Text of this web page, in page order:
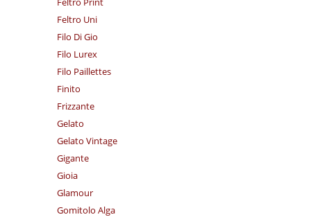
Feltro Uni
Filo Di Gio
Filo Lurex
Filo Paillettes
Finito
Frizzante
Gelato
Gelato Vintage
Gigante
Gioia
Glamour
Gomitolo Alga